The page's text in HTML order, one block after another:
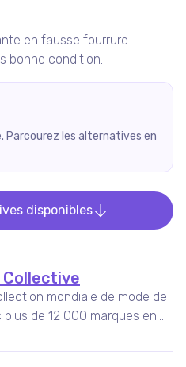
en fausse fourrure
bonne condition.
Parcourez les alternatives en
disponibles
mondiale de mode de
de 12 000 marques en
jour.